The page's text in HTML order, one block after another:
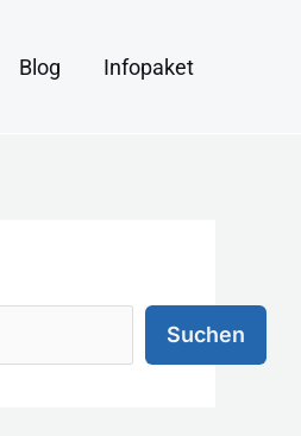
Blog Infopaket
Suchen